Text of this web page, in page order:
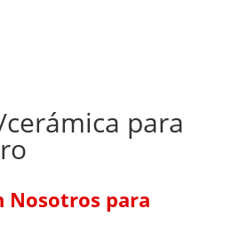
para
Nosotros para